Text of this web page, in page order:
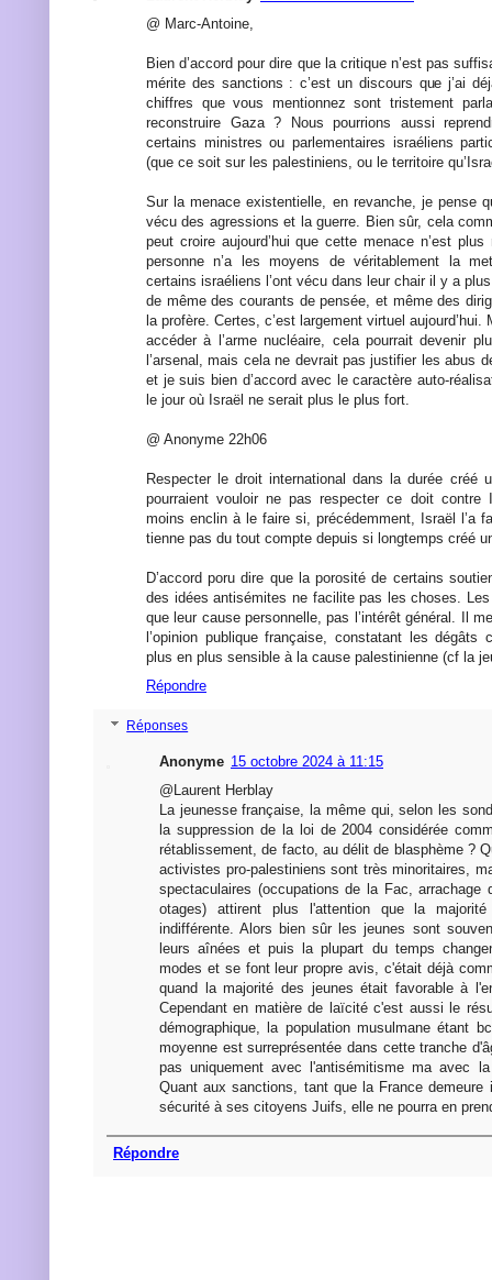
@ Marc-Antoine,
Bien d’accord pour dire que la critique n’est pas
mérite des sanctions : c’est un discours que j’ai
chiffres que vous mentionnez sont tristement
reconstruire Gaza ? Nous pourrions aussi
certains ministres ou parlementaires israéliens
(que ce soit sur les palestiniens, ou le territoire
Sur la menace existentielle, en revanche, je pense
vécu des agressions et la guerre. Bien sûr, cela
peut croire aujourd’hui que cette menace n’est
personne n’a les moyens de véritablement la
certains israéliens l’ont vécu dans leur chair il y a
de même des courants de pensée, et même des
la profère. Certes, c’est largement virtuel aujourd’hui.
accéder à l’arme nucléaire, cela pourrait devenir
l’arsenal, mais cela ne devrait pas justifier les abus
et je suis bien d’accord avec le caractère auto-
le jour où Israël ne serait plus le plus fort.
@ Anonyme 22h06
Respecter le droit international dans la durée créé
pourraient vouloir ne pas respecter ce doit contre
moins enclin à le faire si, précédemment, Israël l’a
tienne pas du tout compte depuis si longtemps créé
D’accord poru dire que la porosité de certains
des idées antisémites ne facilite pas les choses.
que leur cause personnelle, pas l’intérêt général. Il
l’opinion publique française, constatant les
plus en plus sensible à la cause palestinienne (cf la
Répondre
Réponses
Anonyme 15 octobre 2024 à 11:15
@Laurent Herblay
La jeunesse française, la même qui, selon les
la suppression de la loi de 2004 considérée
rétablissement, de facto, au délit de blasphème ?
activistes pro-palestiniens sont très minoritaires,
spectaculaires (occupations de la Fac, arrachage
otages) attirent plus l'attention que la
indifférente. Alors bien sûr les jeunes sont
leurs aînées et puis la plupart du temps
modes et se font leur propre avis, c'était déjà
quand la majorité des jeunes était favorable à
Cependant en matière de laïcité c'est aussi le
démographique, la population musulmane étant
moyenne est surreprésentée dans cette tranche
pas uniquement avec l'antisémitisme ma avec
Quant aux sanctions, tant que la France demeure
sécurité à ses citoyens Juifs, elle ne pourra en
Répondre